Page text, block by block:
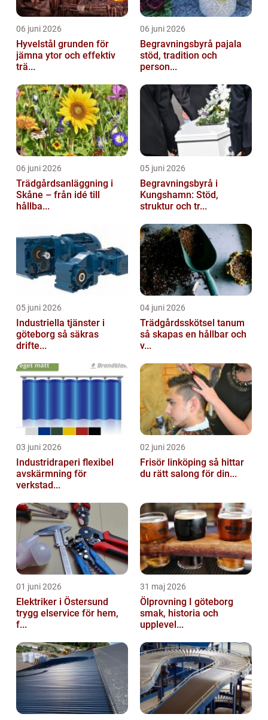
06 juni 2026
Hyvelstål grunden för
jämna ytor och effektiv
trä...
06 juni 2026
Begravningsbyrå pajala
stöd, tradition och
person...
06 juni 2026
Trädgårdsanläggning i
Skåne – från idé till
hållba...
05 juni 2026
Begravningsbyrå i
Kungshamn: Stöd,
struktur och tr...
05 juni 2026
Industriella tjänster i
göteborg så säkras
drifte...
04 juni 2026
Trädgårdsskötsel tanum
så skapas en hållbar och
v...
03 juni 2026
Industridraperi flexibel
avskärmning för
verkstad...
02 juni 2026
Frisör linköping så hittar
du rätt salong för din...
01 juni 2026
Elektriker i Östersund
trygg elservice för hem,
f...
31 maj 2026
Ölprovning I göteborg
smak, historia och
upplevel...